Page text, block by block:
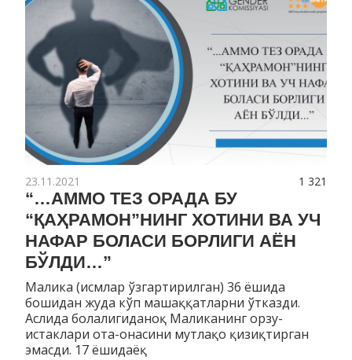
1 321
23.11.2021
“…АММО ТЕЗ ОРАДА БУ
“ҚАҲРАМОН”НИНГ ХОТИНИ ВА УЧ
НАФАР БОЛАСИ БОРЛИГИ АЁН
БЎЛДИ…”
Малика (исмлар ўзгартирилган) 36 ёшида
бошидан жуда кўп машаққатларни ўтказди.
Аслида болалигиданоқ Маликанинг орзу-
истаклари ота-онасини мутлақо қизиқтирган
эмасди. 17 ёшидаёқ